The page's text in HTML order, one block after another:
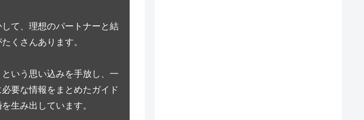
て、理想のパートナーと結
くさんあります。
という思い込みを手放し、一
要な情報をまとめたガイド
生み出しています。